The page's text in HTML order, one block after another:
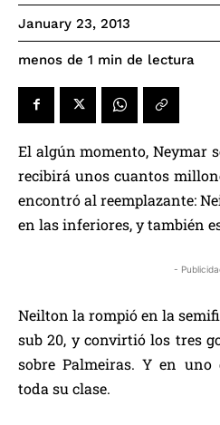
January 23, 2013
menos de 1 min de lectura
El algún momento, Neymar
recibirá unos cuantos
encontró al reemplazante:
en las inferiores, y también
-
Neilton la rompió en la
sub 20, y convirtió los tres
sobre Palmeiras. Y en uno
toda su clase.